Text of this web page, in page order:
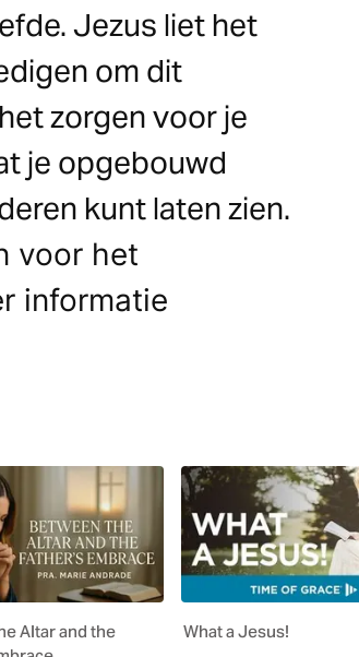
Jezus liet het
om dit
zorgen voor je
je opgebouwd
kunt laten zien.
voor het
informatie
Altar and the
What a Jesus!